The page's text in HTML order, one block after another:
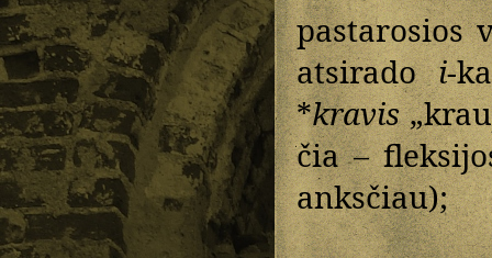
pastarosios
atsiradoi-
*kravis
čia –
anksčiau);